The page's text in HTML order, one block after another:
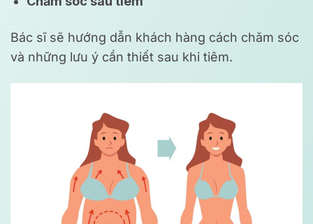
Bác sĩ sẽ hướng dẫn khách hàng cách chăm sóc
và những lưu ý cần thiết sau khi tiêm.